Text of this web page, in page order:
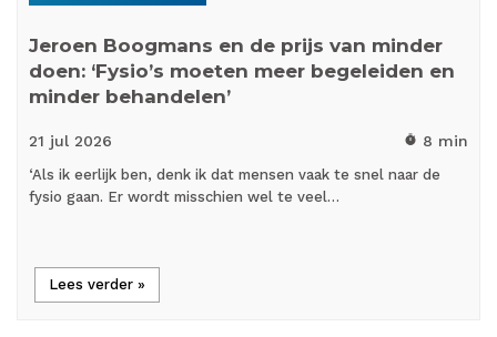
Jeroen Boogmans en de prijs van minder
doen: ‘Fysio’s moeten meer begeleiden en
minder behandelen’
21 jul 2026 timer 8 min
‘Als ik eerlijk ben, denk ik dat mensen vaak te snel naar de
fysio gaan. Er wordt misschien wel te veel…
Lees verder »